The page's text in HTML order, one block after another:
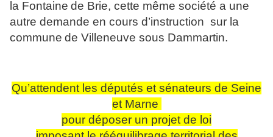
la Fontaine de Brie, cette même société a une
autre demande en cours d’instruction sur la
commune de Villeneuve sous Dammartin.
Qu’attendent les députés et sénateurs de Seine
et Marne
pour déposer un projet de loi